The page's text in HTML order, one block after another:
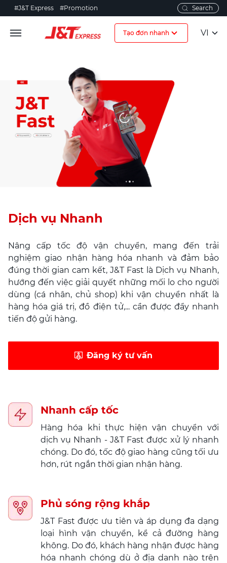
#J&T Express #Promotion
Tạo đơn nhanh VI
Dịch vụ Nhanh
Nâng cấp tốc độ vận chuyển, mang đến trải
nghiệm giao nhận hàng hóa nhanh và đảm bảo
đúng thời gian cam kết, J&T Fast là Dịch vụ Nhanh,
hướng đến việc giải quyết những mối lo cho người
dùng (cá nhân, chủ shop) khi vận chuyển nhất là
hàng hóa giá trị, đồ điện tử,... cần được đẩy nhanh
tiến độ gửi hàng.
Đăng ký tư vấn
Nhanh cấp tốc
Hàng hóa khi thực hiện vận chuyển với
dịch vụ Nhanh - J&T Fast được xử lý nhanh
chóng. Do đó, tốc độ giao hàng cũng tối ưu
hơn, rút ngắn thời gian nhận hàng.
Phủ sóng rộng khắp
J&T Fast được ưu tiên và áp dụng đa dạng
loại hình vận chuyển, kể cả đường hàng
không. Do đó, khách hàng nhận được hàng
hóa nhanh chóng dù ở địa danh nào trên